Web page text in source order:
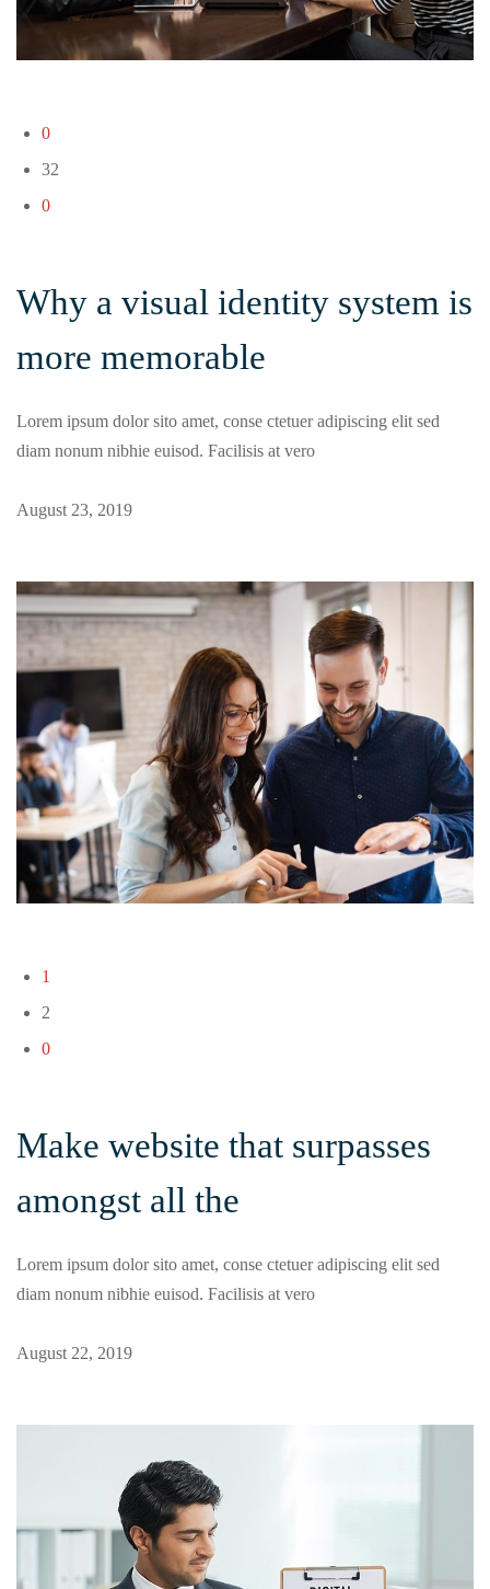
0
32
0
Why a visual identity system is
more memorable
Lorem ipsum dolor sito amet, conse ctetuer adipiscing elit sed
diam nonum nibhie euisod. Facilisis at vero
August 23, 2019
1
2
0
Make website that surpasses
amongst all the
Lorem ipsum dolor sito amet, conse ctetuer adipiscing elit sed
diam nonum nibhie euisod. Facilisis at vero
August 22, 2019